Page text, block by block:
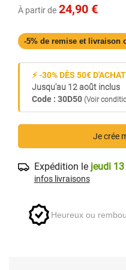
images
gallery
À partir de 24,90 €
-5% de remise et livraison
⚡ -30% DÈS 50€ D'ACHAT
Jusqu'au 12 août inclus
Code : 30D50 (Voir
Je crée
Expédition le jeudi
infos livraisons
Heureux ou